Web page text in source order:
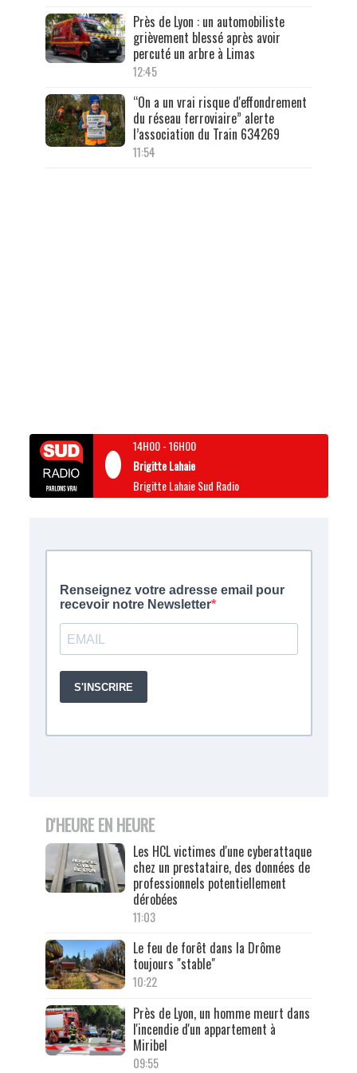
Près de Lyon : un automobiliste
grièvement blessé après avoir
percuté un arbre à Limas
12:45
“On a un vrai risque d'effondrement
du réseau ferroviaire” alerte
l’association du Train 634269
11:54
14H00-16H00
Brigitte Lahaie
Brigitte Lahaie Sud Radio
D'HEURE EN HEURE
Les HCL victimes d'une cyberattaque
chez un prestataire, des données de
professionnels potentiellement
dérobées
11:03
Le feu de forêt dans la Drôme
toujours "stable"
10:22
Près de Lyon, un homme meurt dans
l'incendie d'un appartement à
Miribel
09:55